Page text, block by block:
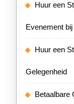
Huur een
Evenement
Huur een
Gelegenheid
Betaalbare